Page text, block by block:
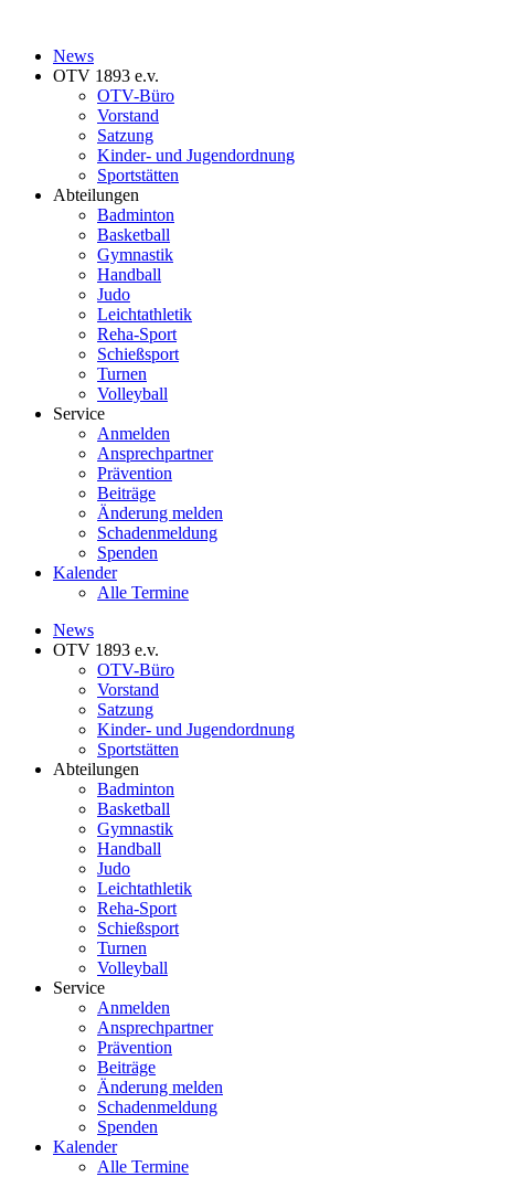
News
OTV 1893 e.v.
OTV-Büro
Vorstand
Satzung
Kinder- und Jugendordnung
Sportstätten
Abteilungen
Badminton
Basketball
Gymnastik
Handball
Judo
Leichtathletik
Reha-Sport
Schießsport
Turnen
Volleyball
Service
Anmelden
Ansprechpartner
Prävention
Beiträge
Änderung melden
Schadenmeldung
Spenden
Kalender
Alle Termine
News
OTV 1893 e.v.
OTV-Büro
Vorstand
Satzung
Kinder- und Jugendordnung
Sportstätten
Abteilungen
Badminton
Basketball
Gymnastik
Handball
Judo
Leichtathletik
Reha-Sport
Schießsport
Turnen
Volleyball
Service
Anmelden
Ansprechpartner
Prävention
Beiträge
Änderung melden
Schadenmeldung
Spenden
Kalender
Alle Termine